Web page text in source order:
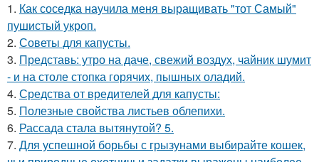
1. Как соседка научила меня выращивать "тот Самый"
пушистый укроп.
2. Советы для капусты.
3. Представь: утро на даче, свежий воздух, чайник шумит
- и на столе стопка горячих, пышных оладий.
4. Средства от вредителей для капусты:
5. Полезные свойства листьев облепихи.
6. Рассада стала вытянутой? 5.
7. Для успешной борьбы с грызунами выбирайте кошек,